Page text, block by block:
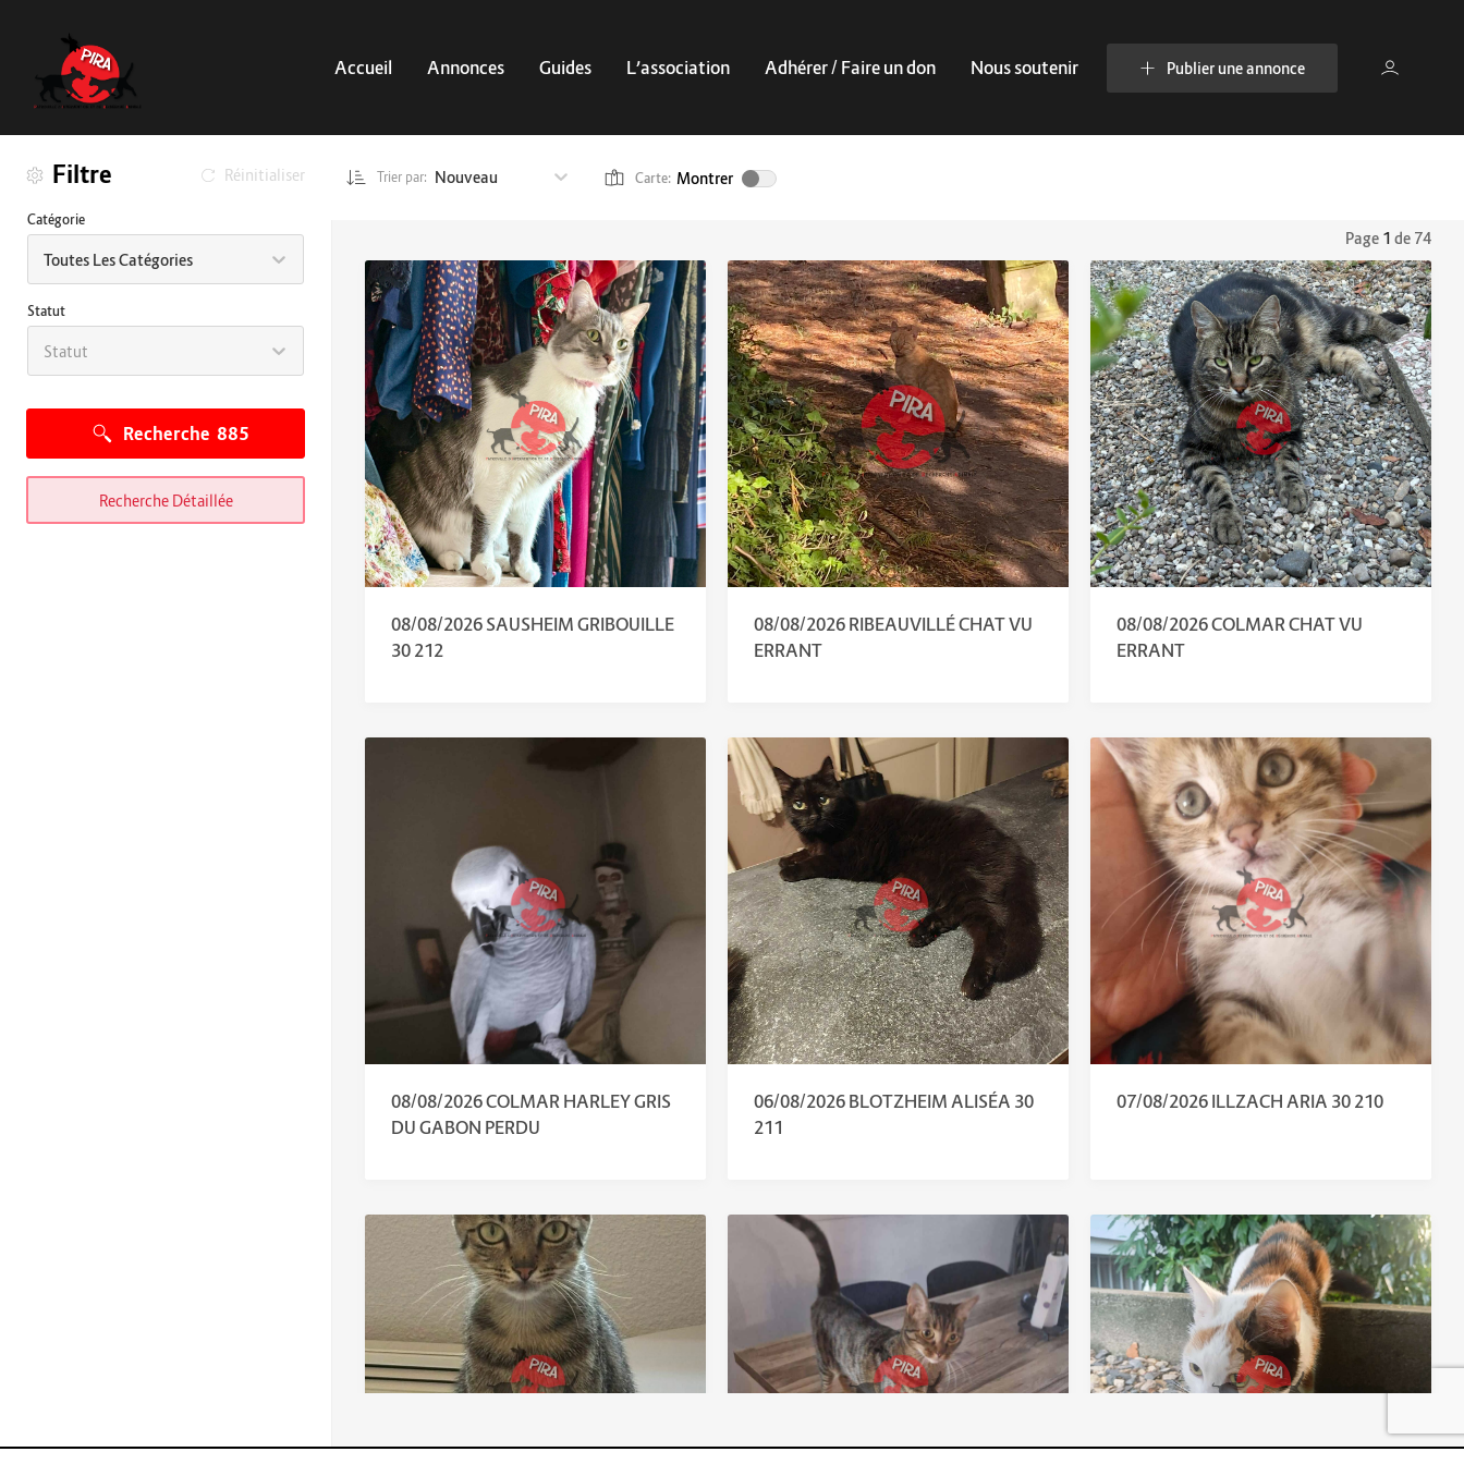
Accueil Annonces Guides L’association Adhérer / Faire un don Nous soutenir Publier une annonce
Filtre Réinitialiser
Catégorie
Toutes Les Catégories
Statut
Statut
Recherche 885
Recherche Détaillée
Trier par: Nouveau Carte: Montrer
Page 1 de 74
08/08/2026 SAUSHEIM GRIBOUILLE
30 212
08/08/2026 RIBEAUVILLÉ CHAT VU
ERRANT
08/08/2026 COLMAR CHAT VU
ERRANT
08/08/2026 COLMAR HARLEY GRIS
DU GABON PERDU
06/08/2026 BLOTZHEIM ALISÉA 30
211
07/08/2026 ILLZACH ARIA 30 210